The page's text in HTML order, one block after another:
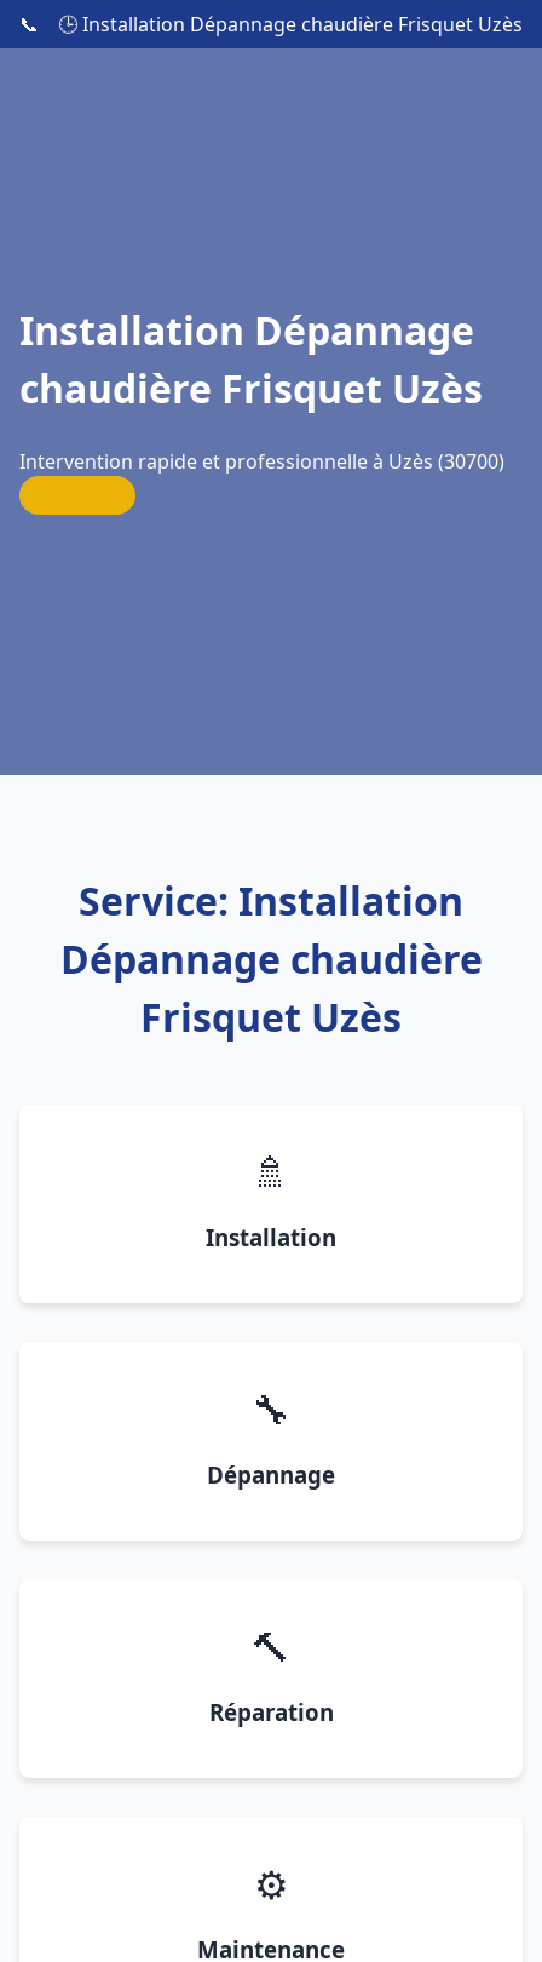
📞 🕒 Installation Dépannage chaudière Frisquet Uzès
Installation Dépannage
chaudière Frisquet Uzès
Intervention rapide et professionnelle à Uzès (30700)
Service: Installation
Dépannage chaudière
Frisquet Uzès
🚿
Installation
🔧
Dépannage
🔨
Réparation
⚙️
Maintenance